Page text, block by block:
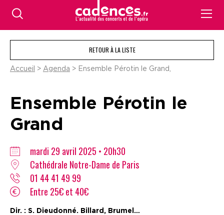
RETOUR À LA LISTE
Accueil > Agenda > Ensemble Pérotin le Grand,
Ensemble Pérotin le
Grand
mardi 29 avril 2025 • 20h30
Cathédrale Notre-Dame de Paris
01 44 41 49 99
Entre 25€ et 40€
Dir. : S. Dieudonné. Billard, Brumel…